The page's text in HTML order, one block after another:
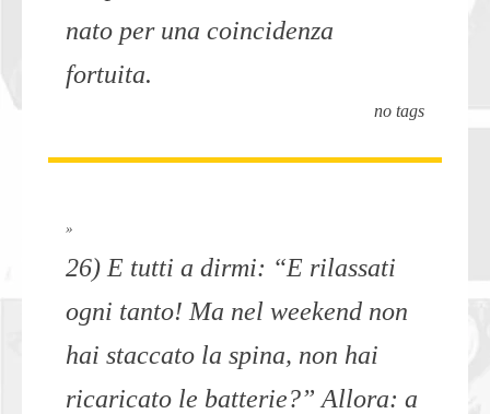
nato per una coincidenza
fortuita.
no tags
»
26) E tutti a dirmi: “E rilassati
ogni tanto! Ma nel weekend non
hai staccato la spina, non hai
ricaricato le batterie?” Allora: a